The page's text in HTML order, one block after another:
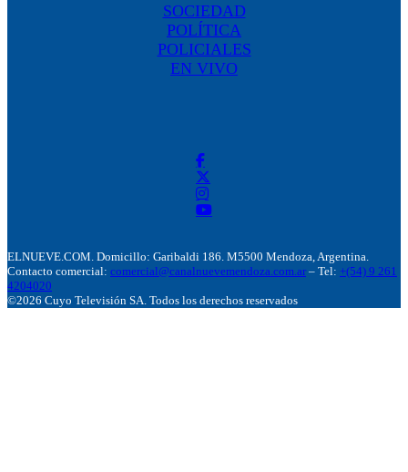
SOCIEDAD
POLÍTICA
POLICIALES
EN VIVO
ELNUEVE.COM. Domicillo: Garibaldi 186. M5500 Mendoza, Argentina.
Contacto comercial: comercial@canalnuevemendoza.com.ar – Tel: +(54) 9 261
4204020
©2026 Cuyo Televisión SA. Todos los derechos reservados